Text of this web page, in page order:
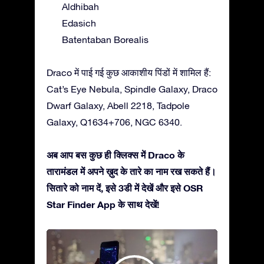
Aldhibah
Edasich
Batentaban Borealis
Draco में पाई गई कुछ आकाशीय पिंडों में शामिल हैं:
Cat’s Eye Nebula, Spindle Galaxy, Draco
Dwarf Galaxy, Abell 2218, Tadpole
Galaxy, Q1634+706, NGC 6340.
अब आप बस कुछ ही क्लिक्स में Draco के
तारामंडल में अपने ख़ुद के तारे का नाम रख सकते हैं।
सितारे को नाम दें, इसे 3डी में देखें और इसे OSR
Star Finder App के साथ देखें!